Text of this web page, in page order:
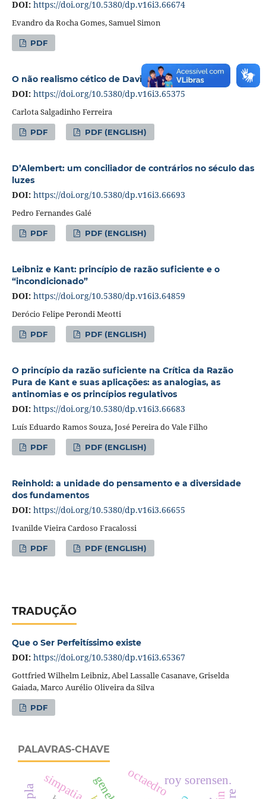
DOI: https://doi.org/10.5380/dp.v16i3.66674
Evandro da Rocha Gomes, Samuel Simon
PDF
O não realismo cético de David Hume
DOI: https://doi.org/10.5380/dp.v16i3.65375
Carlota Salgadinho Ferreira
PDF PDF (ENGLISH)
D’Alembert: um conciliador de contrários no século das
luzes
DOI: https://doi.org/10.5380/dp.v16i3.66693
Pedro Fernandes Galé
PDF PDF (ENGLISH)
Leibniz e Kant: princípio de razão suficiente e o
“incondicionado”
DOI: https://doi.org/10.5380/dp.v16i3.64859
Derócio Felipe Perondi Meotti
PDF PDF (ENGLISH)
O princípio da razão suficiente na Crítica da Razão
Pura de Kant e suas aplicações: as analogias, as
antinomias e os princípios regulativos
DOI: https://doi.org/10.5380/dp.v16i3.66683
Luís Eduardo Ramos Souza, José Pereira do Vale Filho
PDF PDF (ENGLISH)
Reinhold: a unidade do pensamento e a diversidade
dos fundamentos
DOI: https://doi.org/10.5380/dp.v16i3.66655
Ivanilde Vieira Cardoso Fracalossi
PDF PDF (ENGLISH)
TRADUÇÃO
Que o Ser Perfeitíssimo existe
DOI: https://doi.org/10.5380/dp.v16i3.65367
Gottfried Wilhelm Leibniz, Abel Lassalle Casanave, Griselda
Gaiada, Marco Aurélio Oliveira da Silva
PDF
PALAVRAS-CHAVE
octaedroroy sorensen.
simpatia